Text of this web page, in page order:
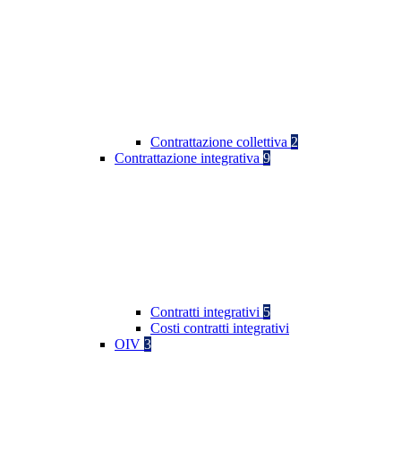
Contrattazione collettiva 2
Contrattazione integrativa 9
Contratti integrativi 5
Costi contratti integrativi
OIV 3